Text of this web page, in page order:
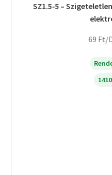
SZ1.5-5 –
69 Ft/